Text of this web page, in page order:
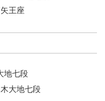
王座
地七段
大地七段